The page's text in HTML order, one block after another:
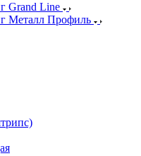
Grand Line
Металл Профиль